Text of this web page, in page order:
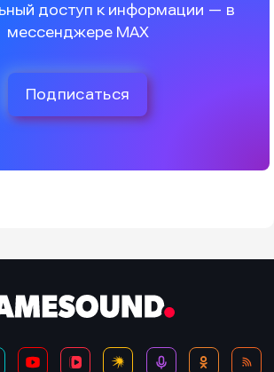
доступ к информации — в
мессенджере MAX
Подписаться